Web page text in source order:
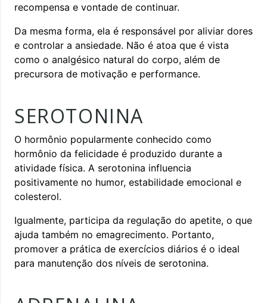
recompensa e vontade de continuar.
Da mesma forma, ela é responsável por aliviar dores
e controlar a ansiedade. Não é atoa que é vista
como o analgésico natural do corpo, além de
precursora de motivação e performance.
SEROTONINA
O hormônio popularmente conhecido como
hormônio da felicidade é produzido durante a
atividade física. A serotonina influencia
positivamente no humor, estabilidade emocional e
colesterol.
Igualmente, participa da regulação do apetite, o que
ajuda também no emagrecimento. Portanto,
promover a prática de exercícios diários é o ideal
para manutenção dos níveis de serotonina.